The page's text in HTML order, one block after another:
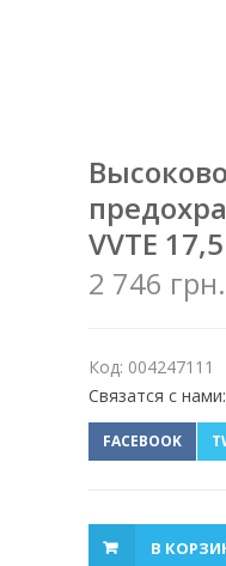
VVTE
2 746 грн.
Код: 004247111
Связатся с
FACEBOOK
В